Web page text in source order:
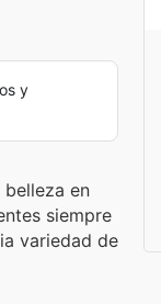
y
en
siempre
variedad de